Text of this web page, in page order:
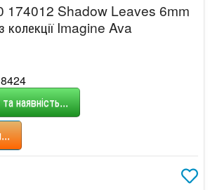
174012 Shadow Leaves 6mm
Imagine Ava
наявність...